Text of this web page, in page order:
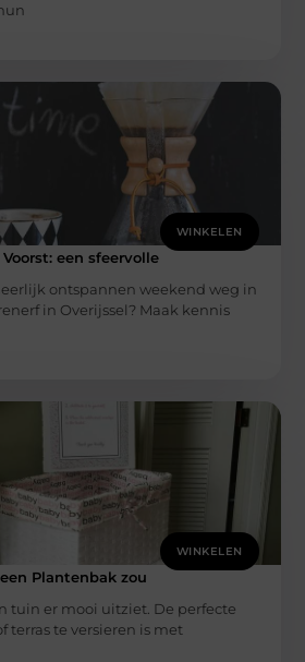
WINKELEN
een sfeervolle
ontspannen weekend weg in
in Overijssel? Maak kennis
WINKELEN
Plantenbak zou
tuin er mooi uitziet. De perfecte
terras te versieren is met